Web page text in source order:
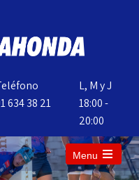
634 38 21
L, M y J
18:00 -
20:00
Menu